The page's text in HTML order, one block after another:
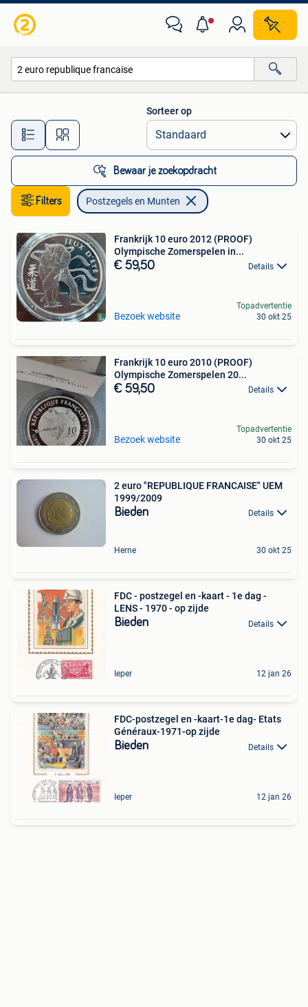
Alle afstanden…
Sorteer op
Bewaar je zoekopdracht
Filters Postzegels en Munten
Frankrijk 10 euro 2012 (PROOF)
Olympische Zomerspelen in...
€ 59,50 Details
Bezoek website
Topadvertentie
30 okt 25
Frankrijk 10 euro 2010 (PROOF)
Olympische Zomerspelen 20...
€ 59,50 Details
Bezoek website
Topadvertentie
30 okt 25
2 euro "REPUBLIQUE FRANCAISE" UEM
1999/2009
Bieden Details
Herne 30 okt 25
FDC - postzegel en -kaart - 1e dag -
LENS - 1970 - op zijde
Bieden Details
Ieper 12 jan 26
FDC-postzegel en -kaart-1e dag- Etats
Généraux-1971-op zijde
Bieden Details
Ieper 12 jan 26